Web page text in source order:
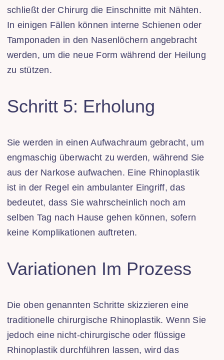
schließt der Chirurg die Einschnitte mit Nähten.
In einigen Fällen können interne Schienen oder
Tamponaden in den Nasenlöchern angebracht
werden, um die neue Form während der Heilung
zu stützen.
Schritt 5: Erholung
Sie werden in einen Aufwachraum gebracht, um
engmaschig überwacht zu werden, während Sie
aus der Narkose aufwachen. Eine Rhinoplastik
ist in der Regel ein ambulanter Eingriff, das
bedeutet, dass Sie wahrscheinlich noch am
selben Tag nach Hause gehen können, sofern
keine Komplikationen auftreten.
Variationen Im Prozess
Die oben genannten Schritte skizzieren eine
traditionelle chirurgische Rhinoplastik. Wenn Sie
jedoch eine nicht-chirurgische oder flüssige
Rhinoplastik durchführen lassen, wird das